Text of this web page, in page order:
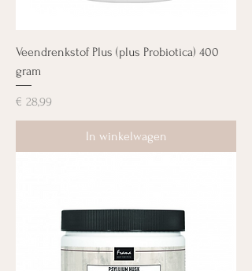
Veendrenkstof Plus (plus Probiotica) 400
gram
Prijs
€ 28,99
In winkelwagen